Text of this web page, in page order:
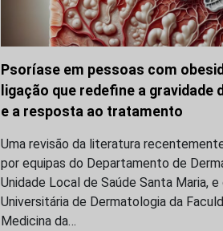
Psoríase em pessoas com
ligação que redefine a gravidade
e a resposta ao tratamento
Uma revisão da literatura
por equipas do Departamento de
Unidade Local de Saúde Santa Maria, e
Universitária de Dermatologia da
Medicina da…